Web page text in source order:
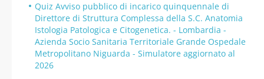
Quiz Avviso pubblico di incarico quinquennale di
Direttore di Struttura Complessa della S.C. Anatomia
Istologia Patologica e Citogenetica. - Lombardia -
Azienda Socio Sanitaria Territoriale Grande Ospedale
Metropolitano Niguarda - Simulatore aggiornato al
2026